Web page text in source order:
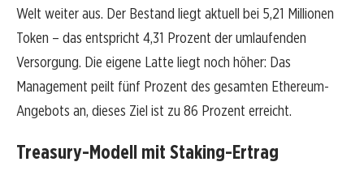
Welt weiter aus. Der Bestand liegt aktuell bei 5,21 Millionen
Token – das entspricht 4,31 Prozent der umlaufenden
Versorgung. Die eigene Latte liegt noch höher: Das
Management peilt fünf Prozent des gesamten Ethereum-
Angebots an, dieses Ziel ist zu 86 Prozent erreicht.
Treasury-Modell mit Staking-Ertrag